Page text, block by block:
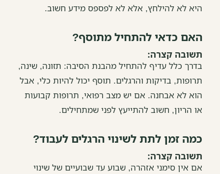
היא לא להילחץ, אלא לא לפספס מידע חשוב.
האם כדאי להתחיל מתוסף?
תשובה קצרה:
בדרך כלל עדיף להתחיל מהבנת הסיבה: תזונה, שינה,
תרופות, בדיקות והרגלים. תוסף יכול להיות כלי, אבל
הוא לא אבחנה. אם יש מצב רפואי, תרופות קבועות
או הריון, חשוב להתייעץ לפני שמתחילים.
כמה זמן לתת לשינוי הרגלים לעבוד?
תשובה קצרה:
אם אין סימני אזהרה, שבוע עד שבועיים של שינוי